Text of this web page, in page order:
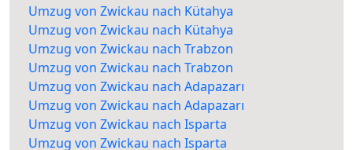
Umzug von Zwickau nach Kütahya
Umzug von Zwickau nach Kütahya
Umzug von Zwickau nach Trabzon
Umzug von Zwickau nach Trabzon
Umzug von Zwickau nach Adapazarı
Umzug von Zwickau nach Adapazarı
Umzug von Zwickau nach Isparta
Umzug von Zwickau nach Isparta